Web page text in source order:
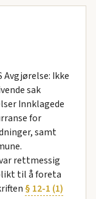
Avgjørelse: Ikke
sak
Innklagede
for
samt
rettmessig
til å foreta
§ 12-1 (1)